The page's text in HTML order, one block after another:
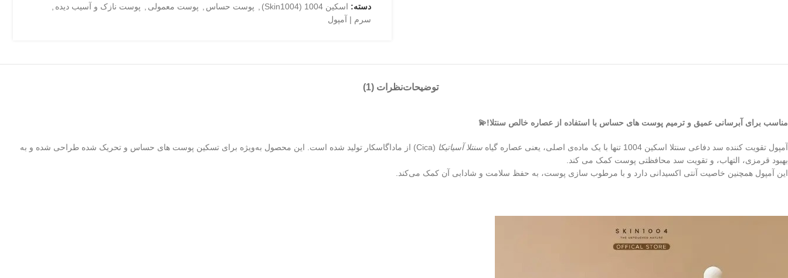
دسته: اسکین 1004 (Skin1004) , پوست حساس , پوست معمولی , پوست نازک و آسیب دیده ,
سرم | آمپول
توضیحاتنظرات (1)
مناسب برای آبرسانی عمیق و ترمیم پوست‌ های حساس با استفاده از عصاره خالص سنتلا!💫
آمپول تقویت کننده سد دفاعی سنتلا اسکین 1004 تنها با یک ماده‌ی اصلی، یعنی عصاره گیاه سنتلا آسیاتیکا
(Cica) از ماداگاسکار تولید شده است. این محصول به‌ویژه برای تسکین پوست‌ های حساس و تحریک‌ شده طراحی شده و به
بهبود قرمزی، التهاب، و تقویت سد محافظتی پوست کمک می‌ کند.
این آمپول همچنین خاصیت آنتی‌ اکسیدانی دارد و با مرطوب‌ سازی پوست، به حفظ سلامت و شادابی آن کمک می‌کند.